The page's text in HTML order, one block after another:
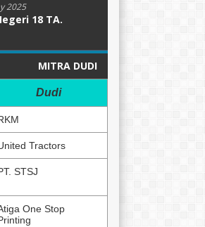
2025
18 TA.
MITRA DUDI
Dudi
Tractors
STSJ
One Stop